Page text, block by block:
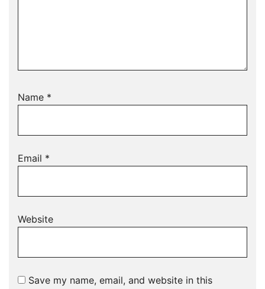
Name *
Email *
Website
Save my name, email, and website in this